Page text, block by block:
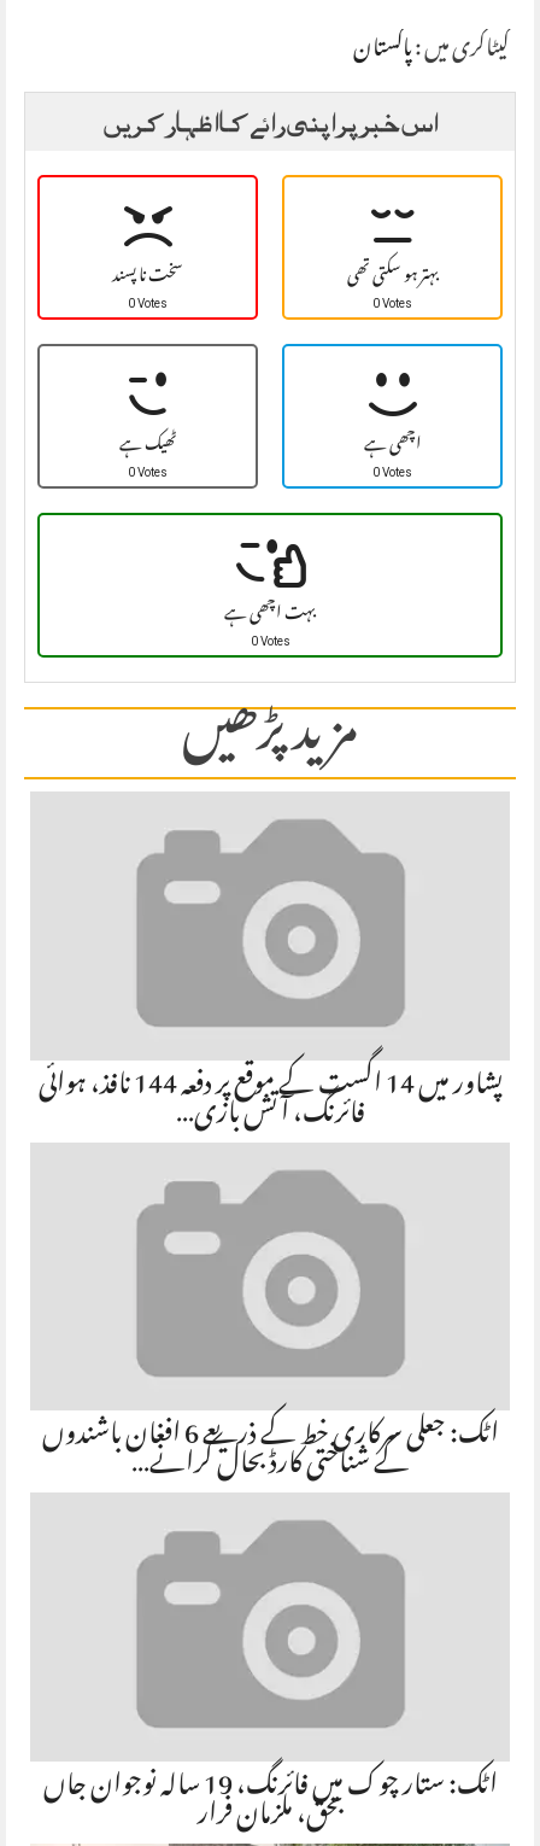
کیٹاگری میں :پاکستان
اس خبر پر اپنی رائے کا اظہار کریں
سخت نا پسند
0 Votes بہتر ہو سکتی تھی
0 Votes
ٹھیک ہے
0 Votes اچھی ہے
0 Votes
بہت اچھی ہے
0 Votes
مزید پڑھیں
پشاور میں 14 اگست کے موقع پر دفعہ 144 نافذ، ہوائی فائرنگ، آتش بازی…
اٹک: جعلی سرکاری خط کے ذریعے 6 افغان باشندوںکے شناختی کارڈ بحال کرانے…
اٹک: ستار چوک میں فائرنگ، 19 سالہ نوجوان جاںبحق، ملزمان فرار